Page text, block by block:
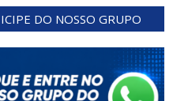
DO NOSSO GRUPO